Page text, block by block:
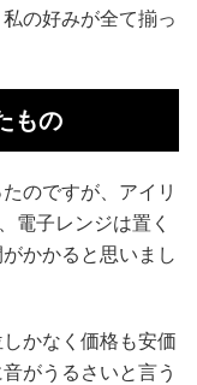
の好みが全て揃っ
もの
のですが、アイリ
電子レンジは置く
かかると思いまし
かなく価格も安価
がうるさいと言う